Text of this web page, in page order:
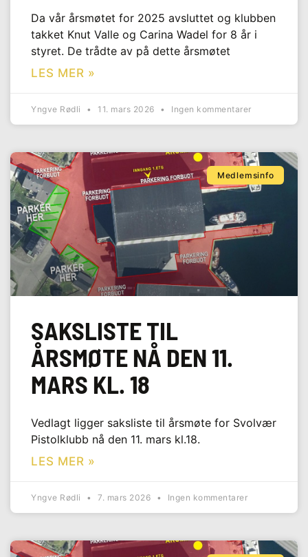
Da vår årsmøtet for 2025 avsluttet og klubben
takket Knut Valle og Carina Wadel for 8 år i
styret. De trådte av på dette årsmøtet
LES MER »
Yngve Rødli 11. mars 2026 Ingen kommentarer
Medlemsinfo
SAKSLISTE TIL
ÅRSMØTE NÅ DEN 11.
MARS KL. 18
Vedlagt ligger saksliste til årsmøte for Svolvær
Pistolklubb nå den 11. mars kl.18.
LES MER »
Yngve Rødli 7. mars 2026 Ingen kommentarer